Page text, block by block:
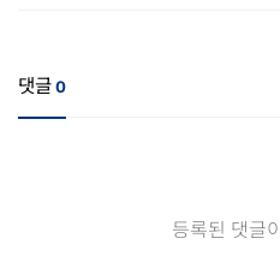
댓글0
등록된 댓글